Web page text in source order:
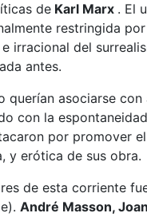
de Karl Marx . El
restringida
irracional del
antes.
querían asociarse
con la
por promover
y erótica de sus obra.
de esta corriente
André Masson,